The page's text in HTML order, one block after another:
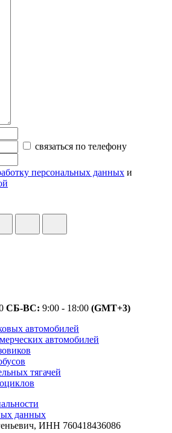
связаться по телефону
персональных данных и
СБ-ВС: 9:00 - 18:00 (GMT+3)
автомобилей
автомобилей
тягачей
данных
ИНН 760418436086